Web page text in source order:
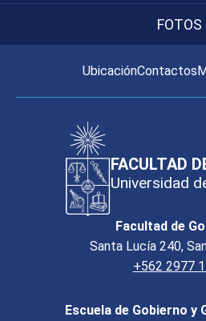
FOTOS
UbicaciónContactos
FACULTAD
Universidad
Facultad de
Santa Lucía 240,
+562 2977
Escuela de Gobierno y